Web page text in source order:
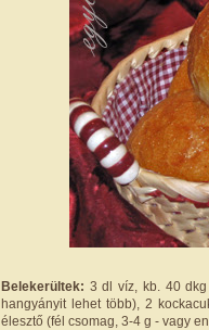
Belekerültek: 3 dl víz, kb. 40
hangyányit lehet több), 2
élesztő (fél csomag, 3-4 g - vagy